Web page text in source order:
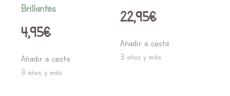
Brillantes
4,95€
Añadir a cesta
3 años y más
22,95€
Añadir a cesta
3 años y más